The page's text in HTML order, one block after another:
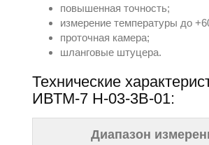
повышенная точность;
измерение температуры до
проточная камера;
шланговые штуцера.
Технические
ИВТМ-7 Н-03-3В-01:
Диапазон